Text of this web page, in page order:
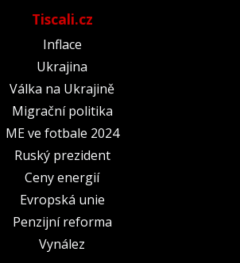
Tiscali.cz
Inflace
Ukrajina
Válka na Ukrajině
Migrační politika
ME ve fotbale 2024
Ruský prezident
Ceny energií
Evropská unie
Penzijní reforma
Vynález